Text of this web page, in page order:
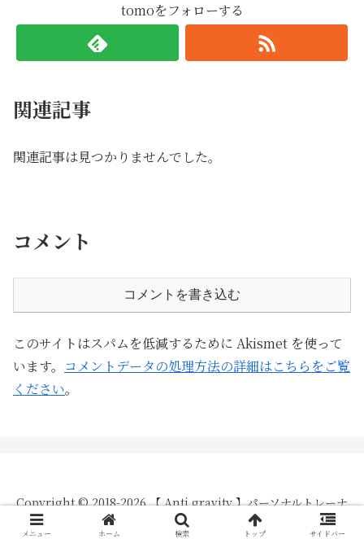
tomoをフォローする
関連記事
関連記事は見つかりませんでした。
コメント
コメントを書き込む
このサイトはスパムを低減するために Akismet を使って
います。 コメントデータの処理方法の詳細はこちらをご覧
ください。
Copyright © 2018-2026 【 Anti gravity 】パーソナルトレーナ
ーが教える脱初心者向け身体づくりBlog All Rights Reserved.
メニュー ホーム 検索 トップ サイドバー